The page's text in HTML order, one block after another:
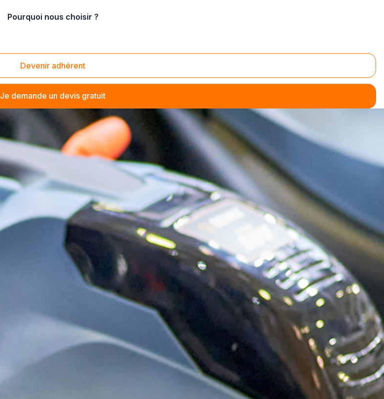
Pourquoi nous choisir ?
Devenir adhérent
Je demande un devis gratuit